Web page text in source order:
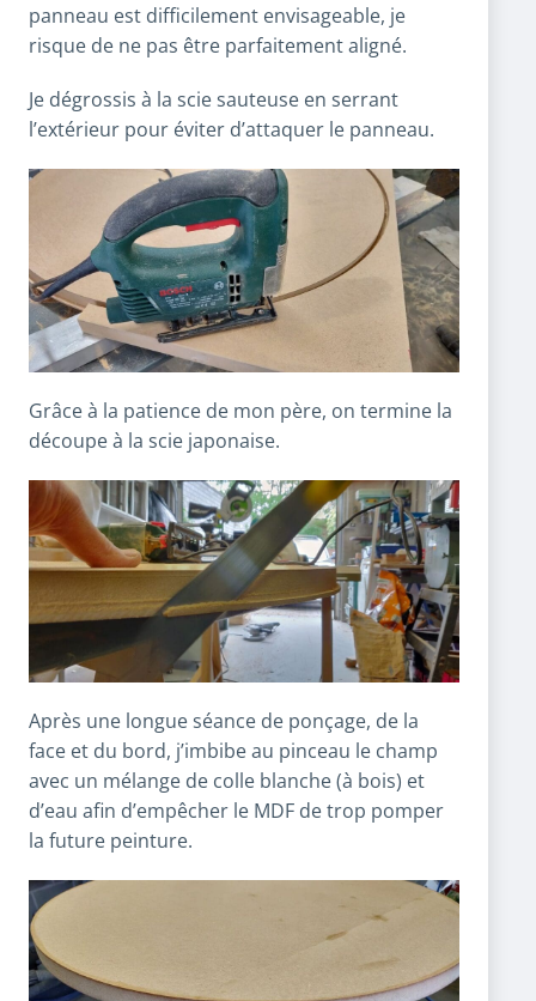
panneau est difficilement envisageable, je
risque de ne pas être parfaitement aligné.
Je dégrossis à la scie sauteuse en serrant
l’extérieur pour éviter d’attaquer le panneau.
Grâce à la patience de mon père, on termine la
découpe à la scie japonaise.
Après une longue séance de ponçage, de la
face et du bord, j’imbibe au pinceau le champ
avec un mélange de colle blanche (à bois) et
d’eau afin d’empêcher le MDF de trop pomper
la future peinture.